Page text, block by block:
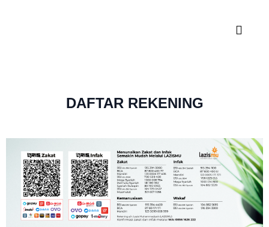
DAFTAR REKENING